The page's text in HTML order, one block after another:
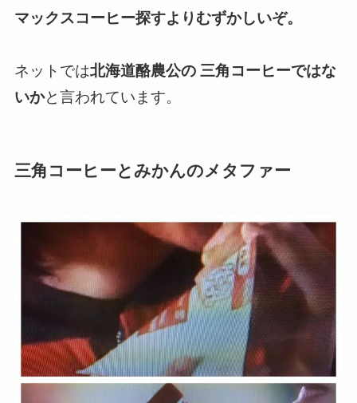
マックスコーヒー探すよりむずかしいぞ。
ネットでは北海道酪農公の 三角コーヒーではな
いかと言われています。
三角コーヒーとみかんのメタファー